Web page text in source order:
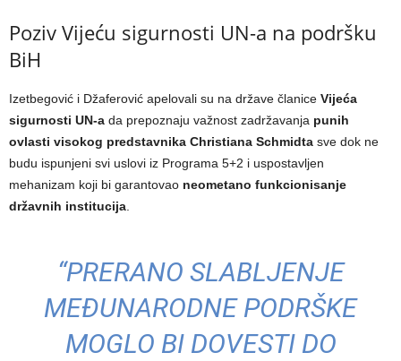
Poziv Vijeću sigurnosti UN-a na podršku
BiH
Izetbegović i Džaferović apelovali su na države članice Vijeća
sigurnosti UN-a da prepoznaju važnost zadržavanja punih
ovlasti visokog predstavnika Christiana Schmidta sve dok ne
budu ispunjeni svi uslovi iz Programa 5+2 i uspostavljen
mehanizam koji bi garantovao neometano funkcionisanje
državnih institucija
“PRERANO SLABLJENJE
MEĐUNARODNE PODRŠKE
MOGLO BI DOVESTI DO